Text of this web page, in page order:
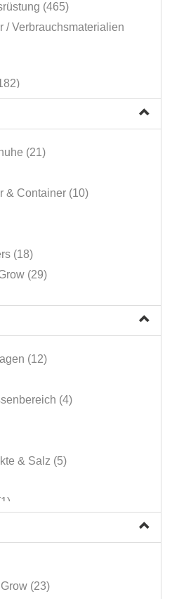
(465)
/ Verbrauchsmaterialien
Systeme (378)
(21)
& Container (10)
(18)
(29)
(1)
(4)
(16)
(78)
(7)
(10)
(12)
(4)
& Salz (5)
(23)